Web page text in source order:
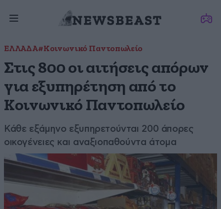
ΕΛΛΑΔΑ#Κοινωνικό Παντοπωλείο
Στις 800 οι αιτήσεις απόρων
για εξυπηρέτηση από το
Κοινωνικό Παντοπωλείο
Κάθε εξάμηνο εξυπηρετούνται 200 άπορες
οικογένειες και αναξιοπαθούντα άτομα